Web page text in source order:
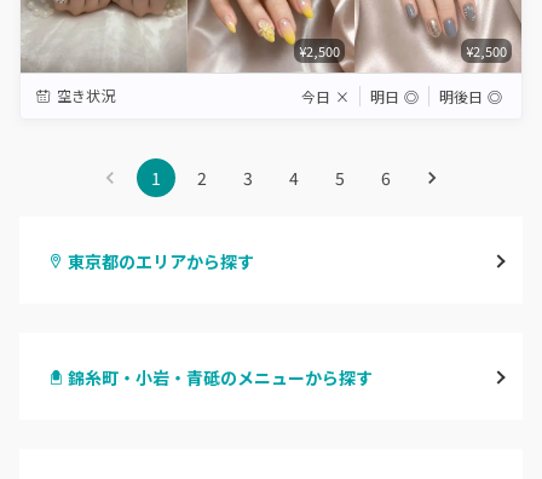
¥2,500 ¥2,500
空き状況 今日 × 明日 ◎ 明後日 ◎
1 2 3 4 5 6
東京都のエリアから探す
錦糸町・小岩・青砥のメニューから探す